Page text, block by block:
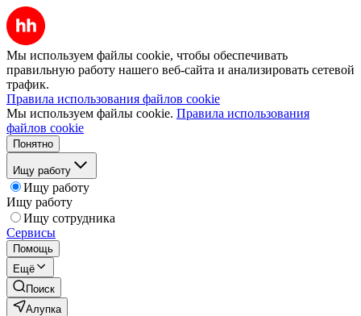
Мы используем файлы cookie, чтобы обеспечивать
правильную работу нашего веб-сайта и анализировать сетевой
трафик.
Правила использования файлов cookie
Мы используем файлы cookie. Правила использования
файлов cookie
Понятно
Ищу работу
Ищу работу
Ищу работу
Ищу сотрудника
Сервисы
Помощь
Ещё
Поиск
Алупка